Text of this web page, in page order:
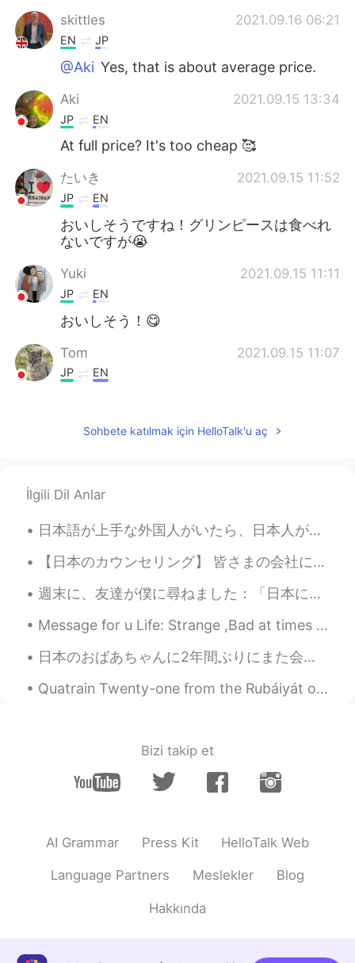
skittles 2021.09.16 06:21
EN JP
@Aki Yes, that is about average price.
Aki 2021.09.15 13:34
JP EN
At full price? It's too cheap 🥰
たいき 2021.09.15 11:52
JP EN
おいしそうですね！グリンピースは食べれ
ないですが😭
Yuki 2021.09.15 11:11
JP EN
おいしそう！😋
Tom 2021.09.15 11:07
JP EN
2021.09.15 11:06
いです😋美味しそう！
Jin 2021.09.15 11:06
That’s amazing. I like fish and chips.
Sohbete katılmak için HelloTalk'u aç
İlgili Dil Anlar
日本語が上手な外国人がいたら、日本人が「何年間日本にいらっしゃいますか？」と言い方することに気付きました。その言い方をなんて解釈すればいいのか？ 日本人に限らず、一般の人が「国に滞在しないと流...
【日本のカウンセリング】 皆さまの会社には、社内専用のSNSありますか？部長以上の管理職が「イイネ！」をいっぱい押してくれないとボーナスが出ない会社で働いていました。当然、仕事で活躍した内容の...
週末に、友達が僕に尋ねました：「日本に住む予定があるの?」 僕は答えました：「本当にそうじゃない、なぜ尋ねる?」 「セバスチャンは日本語がかなり上手なので。ドイツに帰るの予定あれば、一生懸命日本...
Message for u Life: Strange ,Bad at times ,Joyful at times and Cruel at most. I know you know thi...
日本のおばあちゃんに2年間ぶりにまた会えてすごくすごく嬉しい❤️❤️❤️ 手作りのご馳走がとても美味しかった！😍 ご飯終わってから、お茶飲みながら夜までたくさんお話したり、写真撮ったり、色々な綺...
Quatrain Twenty-one from the Rubáiyát of Omar Khayyám. Translated by Edward FitzGerald. Lo! so...
Bizi takip et
AI Grammar Press Kit HelloTalk Web
Language Partners Meslekler Blog
Hakkında